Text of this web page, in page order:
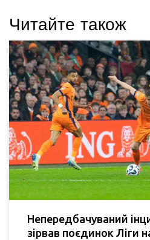
Читайте також
Непередбачуваний
зірвав поєдинок Ліги